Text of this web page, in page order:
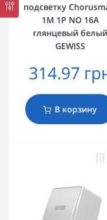
подсветку
1M 1P NO 16A
глянцевый белый
GEWISS
314.97
В корзину